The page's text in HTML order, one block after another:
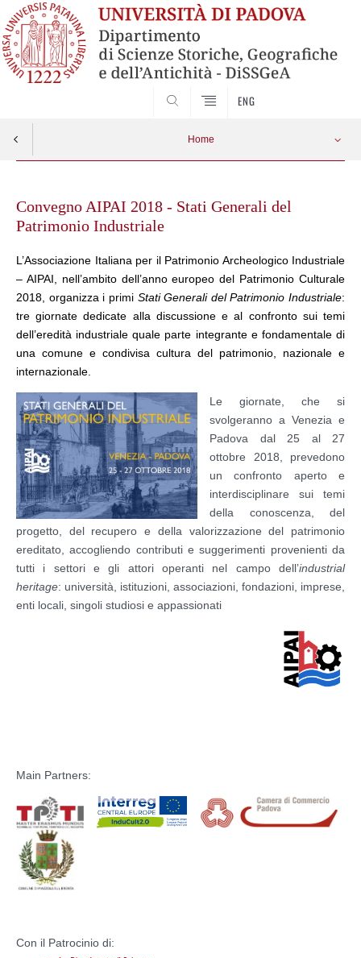
ENG
Home
contentConvegno AIPAI 2018 - Stati Generali del
Patrimonio Industriale
L’Associazione Italiana per il Patrimonio Archeologico Industriale
– AIPAI, nell’ambito dell’anno europeo del Patrimonio Culturale
2018, organizza i primi Stati Generali del Patrimonio Industriale:
tre giornate dedicate alla discussione e al confronto sui temi
dell’eredità industriale quale parte integrante e fondamentale di
una comune e condivisa cultura del patrimonio, nazionale e
internazionale.
Le giornate, che si
svolgeranno a Venezia e
Padova dal 25 al 27
ottobre 2018, prevedono
un confronto aperto e
interdisciplinare sui temi
della conoscenza, del
progetto, del recupero e della valorizzazione del patrimonio
ereditato, accogliendo contributi e suggerimenti provenienti da
tutti i settori e gli attori operanti nel campo dell’industrial
heritage: università, istituzioni, associazioni, fondazioni, imprese,
enti locali, singoli studiosi e appassionati
Main Partners:
Con il Patrocinio di: